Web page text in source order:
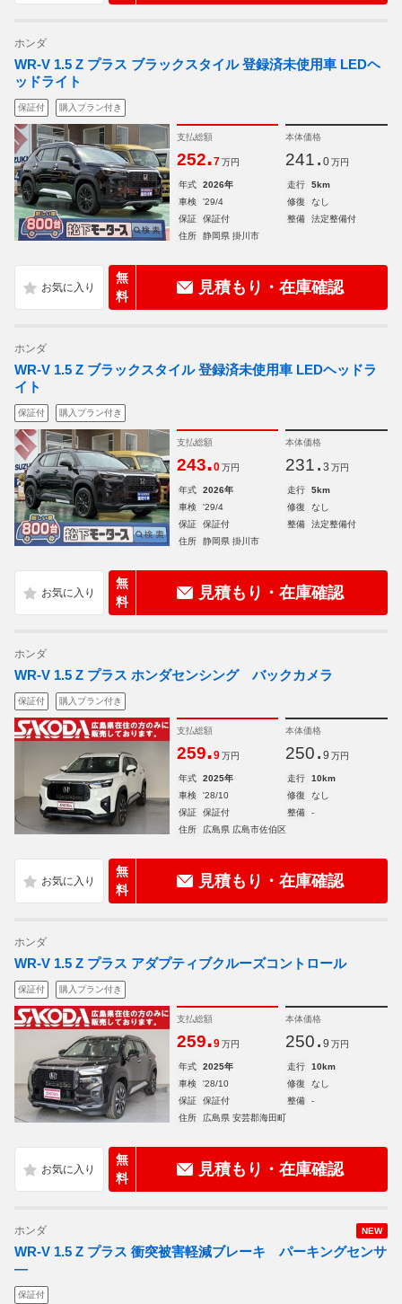
ホンダ
WR-V 1.5 Z プラス ブラックスタイル 登録済未使用車 LEDヘ
ッドライト
保証付 購入プラン付き
支払総額
252.7 万円
本体価格
241. 0 万円
年式 2026年 走行
5km
車検
'29/4 修復
なし
保証
保証付 整備
法定整備付
住所
静岡県 掛川市
無
料
見積もり・在庫確認
ホンダ
WR-V 1.5 Z ブラックスタイル 登録済未使用車 LEDヘッドラ
イト
保証付 購入プラン付き
支払総額
243.0 万円
本体価格
231. 3 万円
年式 2026年 走行
5km
車検
'29/4 修復
なし
保証
保証付 整備
法定整備付
住所
静岡県 掛川市
無
料
見積もり・在庫確認
ホンダ
WR-V 1.5 Z プラス ホンダセンシング バックカメラ
保証付 購入プラン付き
支払総額
259.9 万円
本体価格
250. 9 万円
年式 2025年 走行
10km
車検
'28/10 修復
なし
保証
保証付 整備
-
住所
広島県 広島市佐伯区
無
料
見積もり・在庫確認
ホンダ
WR-V 1.5 Z プラス アダプティブクルーズコントロール
保証付 購入プラン付き
支払総額
259.9 万円
本体価格
250. 9 万円
年式 2025年 走行
10km
車検
'28/10 修復
なし
保証
保証付 整備
-
住所
広島県 安芸郡海田町
無
料
見積もり・在庫確認
NEW
ホンダ
WR-V 1.5 Z プラス 衝突被害軽減ブレーキ パーキングセンサ
―
保証付